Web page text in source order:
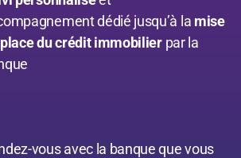
dédié jusqu’à la mise
du crédit immobilierpar la
vous avec la banque que vous